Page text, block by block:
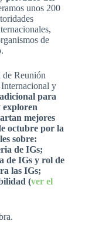
unos 200
de
de Reunión
y
para
exploren
mejores
octubre por la
sobre:
de IGs;
de IGs y rol de
las IGs;
(ver el